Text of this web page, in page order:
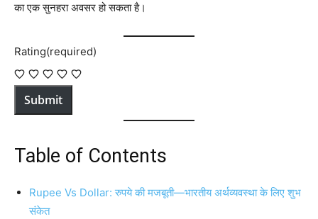
का एक सुनहरा अवसर हो सकता है।
Rating(required)
Submit
Table of Contents
Rupee Vs Dollar: रुपये की मजबूती—भारतीय अर्थव्यवस्था के लिए शुभ
संकेत